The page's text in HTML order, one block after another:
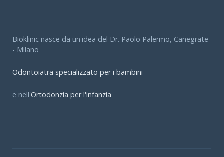
Bioklinic nasce da un'idea del Dr. Paolo Palermo, Canegrate
- Milano
Odontoiatra specializzato per i bambini
e nell'Ortodonzia per l'infanzia